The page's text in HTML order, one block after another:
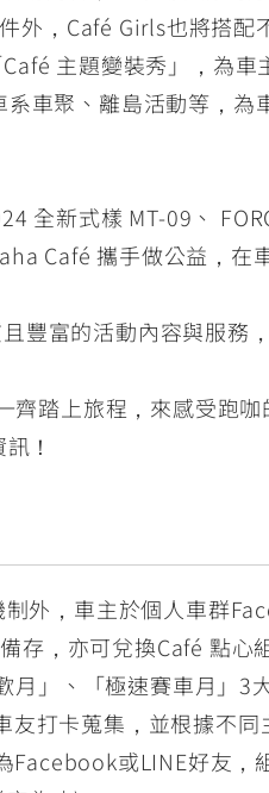
外，Café Girls也將搭配
主題變裝秀」，為
車聚、離島活動等，為
全新式樣 MT-09、
Café 攜手做公益，在
豐富的活動內容與服務
踏上旅程，來感受跑
！
外，車主於個人車群
存，亦可兌換Café 點心
月」、「極速賽車月」3
打卡蒐集，並根據不同
Facebook或LINE好友